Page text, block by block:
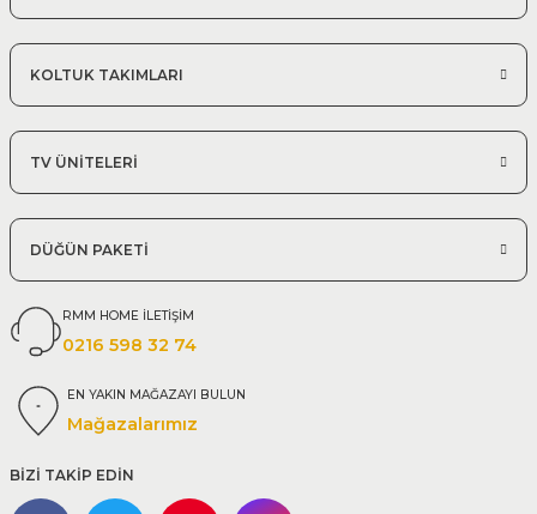
KOLTUK TAKIMLARI
TV ÜNİTELERİ
DÜĞÜN PAKETİ
RMM HOME İLETİŞİM
0216 598 32 74
EN YAKIN MAĞAZAYI BULUN
Mağazalarımız
BİZİ TAKİP EDİN